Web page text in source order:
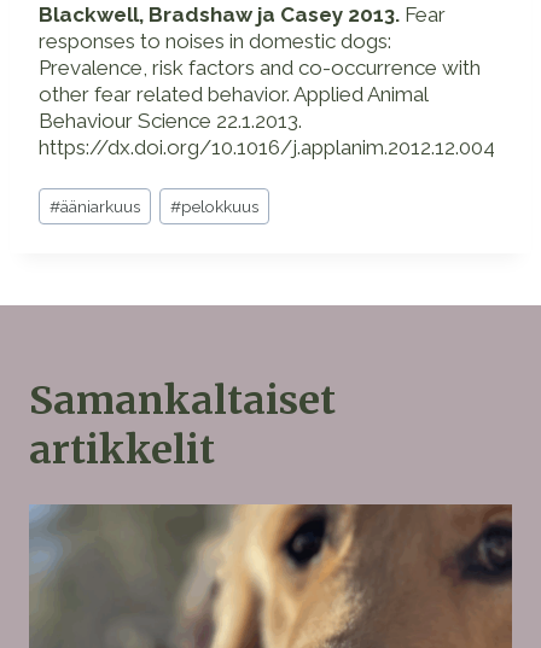
Blackwell, Bradshaw ja Casey 2013. Fear
responses to noises in domestic dogs:
Prevalence, risk factors and co-occurrence with
other fear related behavior. Applied Animal
Behaviour Science 22.1.2013.
https://dx.doi.org/10.1016/j.applanim.2012.12.004
Avainsanat:
#ääniarkuus #pelokkuus
Samankaltaiset
artikkelit